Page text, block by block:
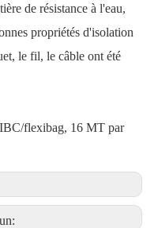
de résistance à l'eau,
propriétés d'isolation
le fil, le câble ont été
flexibag, 16 MT par